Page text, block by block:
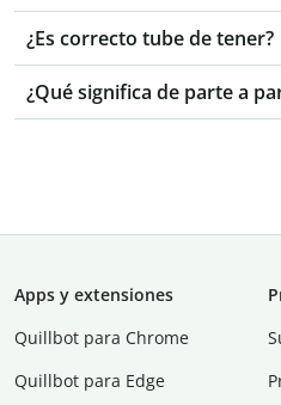
¿Es correcto tube de tener?
¿Qué significa de parte a
Apps y extensiones
Quillbot para Chrome
Quillbot para Edge